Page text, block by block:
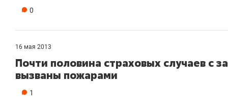
0
16 мая 2013
Почти половина страховых случаев с
вызваны пожарами
1